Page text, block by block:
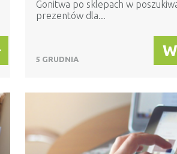
Gonitwa po sklepach w
prezentów dla...
5 GRUDNIA